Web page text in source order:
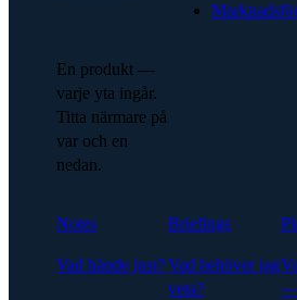
En produkt —
varje yta ingår.
Titta närmare på
var och en
nedan.
Notes
Vad hände just?
Briefings
Vad behöver jag
veta?
—